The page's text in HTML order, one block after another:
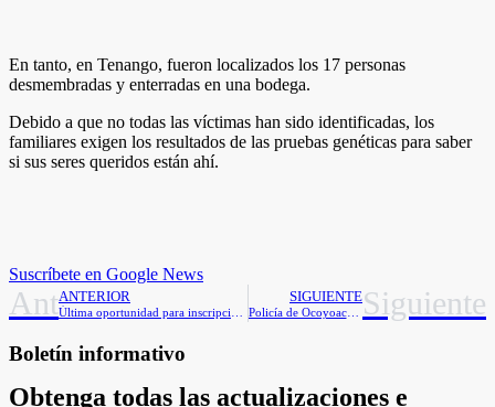
En tanto, en Tenango, fueron localizados los 17 personas
desmembradas y enterradas en una bodega.
Debido a que no todas las víctimas han sido identificadas, los
familiares exigen los resultados de las pruebas genéticas para saber
si sus seres queridos están ahí.
Suscríbete en Google News
AntANTERIOR SIGUIENTE
Policía de Ocoyoacac salva a pequeña de perder su cirugía por bloqueo Siguiente
Boletín informativo
Obtenga todas las actualizaciones e